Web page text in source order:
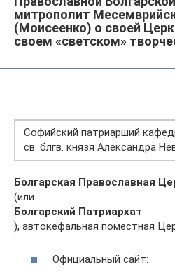
митрополит
(Моисеенко) о своей
своем «светском»
Софийский патриарший
св. блгв. князя Александра
Болгарская Православная
(или
Болгарский Патриархат
), автокефальная поместная
Официальный сайт: